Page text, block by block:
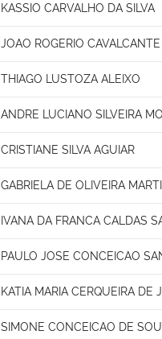
KASSIO CARVALHO DA SILVA
JOAO ROGERIO
THIAGO LUSTOZA ALEIXO
ANDRE LUCIANO SILVEIRA
CRISTIANE SILVA AGUIAR
GABRIELA DE OLIVEIRA
IVANA DA FRANCA CALDAS
PAULO JOSE CONCEICAO
KATIA MARIA CERQUEIRA DE
SIMONE CONCEICAO DE